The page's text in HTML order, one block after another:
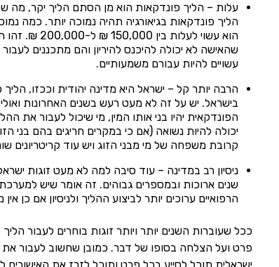
עלות – הליך פונדקאות הוא מן הסתם הליך יקר, מה
שהאישה לא יכולה להיכנס להיריון והם מתכננים
עשויים להיות עבורם משמעותיים.
הרבה יותר קל – ישראל היא מדינה יהודית וככזו,
בישראל. יש על זה לא מעט רעש בשנים האחרונות
יכולה להיות נשואה (אם כי במקרים חריגים בהם בני
קרובת משפחה של מי מבני הזוג ויש עוד קריטריונים
ניסיון רב במדינה – עוד סיבה למה לא מעט זוגות
שנים ארוכות ובמספרים גבוהים. זה אומר שיש
הרפואיים ערוכים יותר לביצוע ההליך ולניסיון אם כן אין
ככל שעוברות השנים יותר ויותר זוגות בוחרים לעבור
פרט ועל הצלחה בסופו של דבר. כמובן שחשוב לעבור את